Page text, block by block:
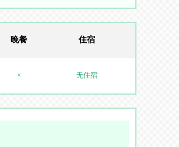
晚餐 住宿
× 无住宿